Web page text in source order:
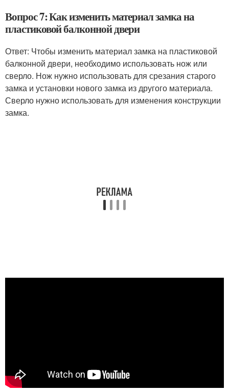
Вопрос 7: Как изменить материал замка на
пластиковой балконной двери
Ответ: Чтобы изменить материал замка на пластиковой
балконной двери, необходимо использовать нож или
сверло. Нож нужно использовать для срезания старого
замка и установки нового замка из другого материала.
Сверло нужно использовать для изменения конструкции
замка.